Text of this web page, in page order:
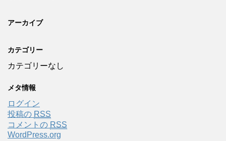
アーカイブ
カテゴリー
カテゴリーなし
メタ情報
ログイン
投稿の RSS
コメントの RSS
WordPress.org